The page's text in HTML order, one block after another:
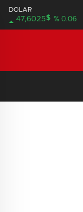
DOLAR
47,6025$ % 0.06